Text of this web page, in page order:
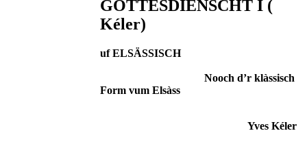
GOTTESDIENSCHT I (
Kéler)
uf ELSÄSSISCH
Nooch d’r klàssisch
Form vum Elsàss
Yves Kéler